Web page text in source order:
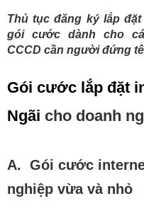
Thủ tục đăng ký lắp đặt
gói cước dành cho
CCCD cần người đứng
Gói cước lắp đặt
Ngãi cho doanh
A. Gói cước
nghiệp vừa và nhỏ